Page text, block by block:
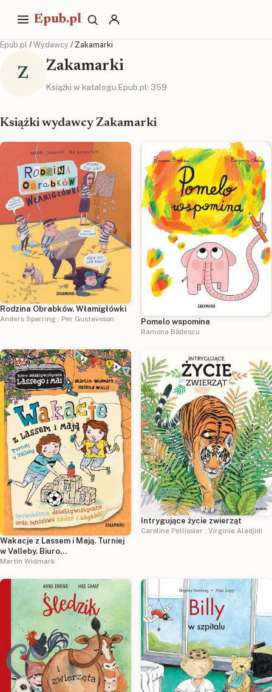
Epub.pl
Epub.pl / Wydawcy / Zakamarki
Z Zakamarki
Książki w katalogu Epub.pl: 359
Książki wydawcy Zakamarki
Rodzina Obrabków. Włamigłówki
Anders Sparring , Per Gustavsson Pomelo wspomina
Ramona Bădescu
Wakacje z Lassem i Mają. Turniej
w Valleby. Biuro
Detektywistyczne Lassego i Mai
Martin Widmark
Intrygujące życie zwierząt
Caroline Pellissier Virginie Aladjidi